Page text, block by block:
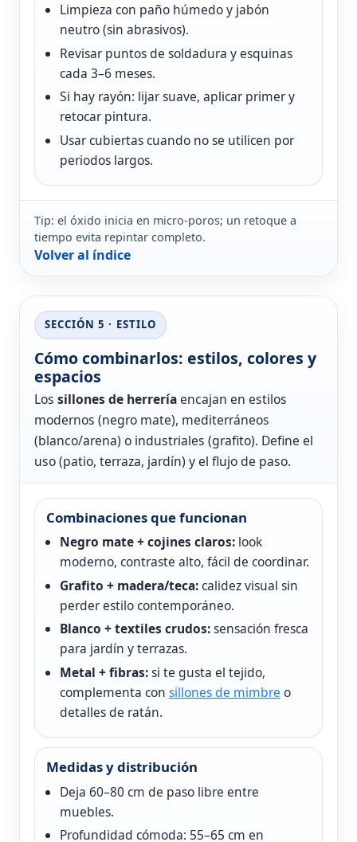
Limpieza con paño húmedo y jabón
neutro (sin abrasivos).
Revisar puntos de soldadura y esquinas
cada 3–6 meses.
Si hay rayón: lijar suave, aplicar primer y
retocar pintura.
Usar cubiertas cuando no se utilicen por
periodos largos.
Tip: el óxido inicia en micro-poros; un retoque a
tiempo evita repintar completo.
Volver al índice
SECCIÓN 5 · ESTILO
Cómo combinarlos: estilos, colores y
espacios
Los sillones de herreríaencajan en estilos
modernos (negro mate), mediterráneos
(blanco/arena) o industriales (grafito). Define el
uso (patio, terraza, jardín) y el flujo de paso.
Combinaciones que funcionan
Negro mate + cojines claros:look
moderno, contraste alto, fácil de coordinar.
Grafito + madera/teca:calidez visual sin
perder estilo contemporáneo.
Blanco + textiles crudos:sensación fresca
para jardín y terrazas.
Metal + fibras:si te gusta el tejido,
complementa con sillones de mimbre o
detalles de ratán.
Medidas y distribución
Deja 60–80 cm de paso libre entre
muebles.
Profundidad cómoda: 55–65 cm en